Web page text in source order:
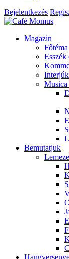
Bejelentkezés
Magazin
Főtéma
Esszék
Interjúk
Musica
Bemutatjuk